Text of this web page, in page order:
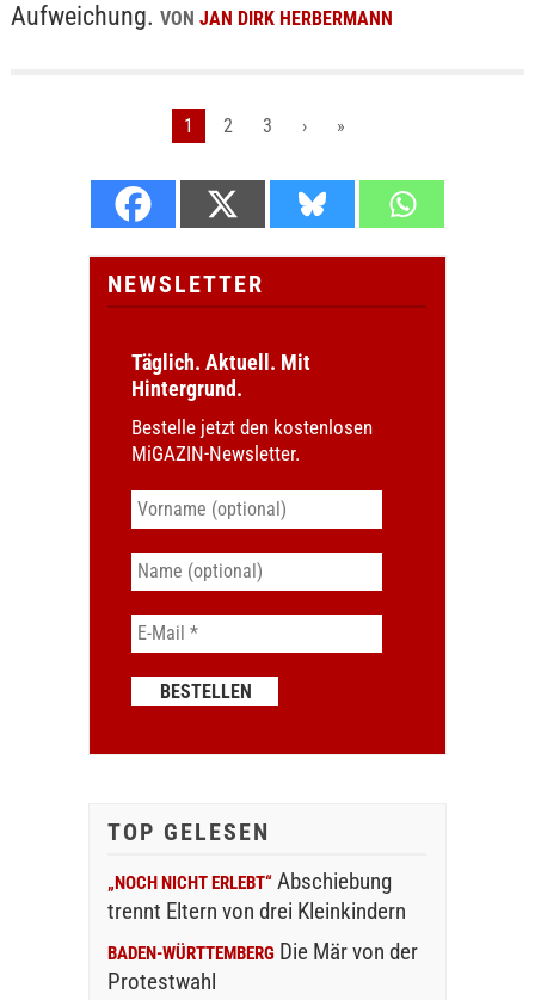
Aufweichung. VON JAN DIRK HERBERMANN
1 2 3 › »
NEWSLETTER
Täglich. Aktuell. Mit
Hintergrund.
Bestelle jetzt den kostenlosen
MiGAZIN-Newsletter.
TOP GELESEN
„NOCH NICHT ERLEBT“ Abschiebung
trennt Eltern von drei Kleinkindern
BADEN-WÜRTTEMBERG Die Mär von der
Protestwahl